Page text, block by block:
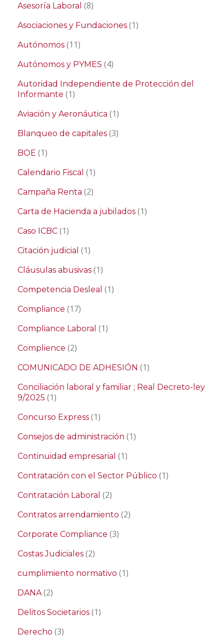
Asesoría Laboral (8)
Asociaciones y Fundaciones (1)
Autónomos (11)
Autónomos y PYMES (4)
Autoridad Independiente de Protección del
Informante (1)
Aviación y Aeronáutica (1)
Blanqueo de capitales (3)
BOE (1)
Calendario Fiscal (1)
Campaña Renta (2)
Carta de Hacienda a jubilados (1)
Caso ICBC (1)
Citación judicial (1)
Cláusulas abusivas (1)
Competencia Desleal (1)
Compliance (17)
Compliance Laboral (1)
Complience (2)
COMUNICADO DE ADHESIÓN (1)
Conciliación laboral y familiar ; Real Decreto-ley
9/2025 (1)
Concurso Express (1)
Consejos de administración (1)
Continuidad empresarial (1)
Contratación con el Sector Público (1)
Contratación Laboral (2)
Contratos arrendamiento (2)
Corporate Compliance (3)
Costas Judiciales (2)
cumplimiento normativo (1)
DANA(2)
Delitos Societarios (1)
Derecho (3)